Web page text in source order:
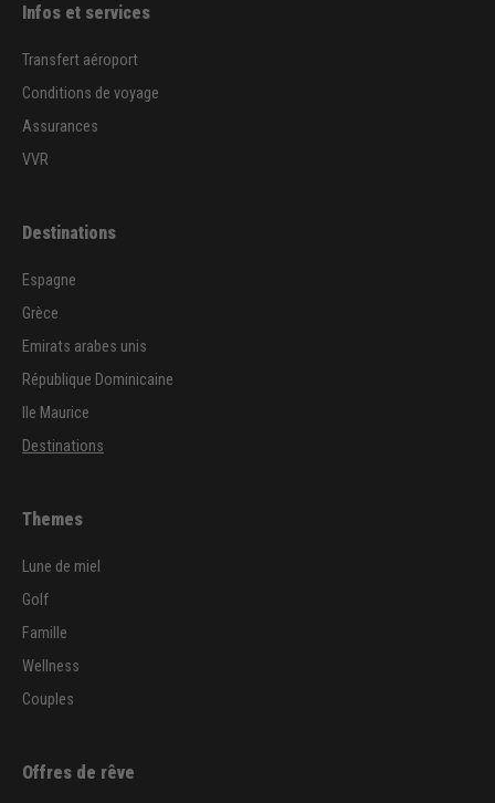
Infos et services
Transfert aéroport
Conditions de voyage
Assurances
VVR
Destinations
Espagne
Grèce
Emirats arabes unis
République Dominicaine
Ile Maurice
Destinations
Themes
Lune de miel
Golf
Famille
Wellness
Couples
Offres de rêve